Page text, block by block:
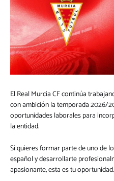
El Real Murcia CF continúa
con ambición la temporada 2026/
oportunidades laborales para
la entidad.
Si quieres formar parte de uno de
español y desarrollarte
apasionante, esta es tu oportunidad.